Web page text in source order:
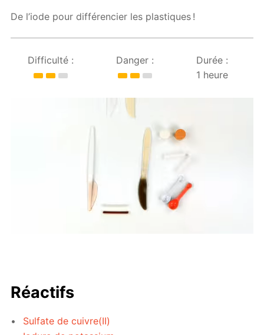
De l’iode pour différencier les plastiques !
Difficulté : Danger :
Durée :
1 heure
Réactifs
Sulfate de cuivre(II)